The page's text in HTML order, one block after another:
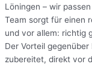
Löningen – wir
Team sorgt für einen
und vor allem: richtig
Der Vorteil
zubereitet, direkt vor